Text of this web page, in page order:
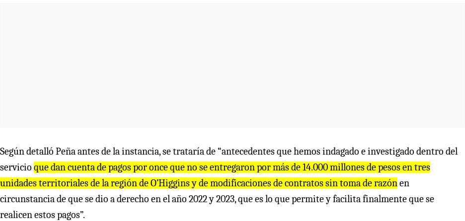
Según detalló Peña antes de la instancia, se trataría de “antecedentes que hemos indagado e investigado dentro del
servicio que dan cuenta de pagos por once que no se entregaron por más de 14.000 millones de pesos en tres
unidades territoriales de la región de O’Higgins y de modificaciones de contratos sin toma de razónen
circunstancia de que se dio a derecho en el año 2022 y 2023, que es lo que permite y facilita finalmente que se
realicen estos pagos”.